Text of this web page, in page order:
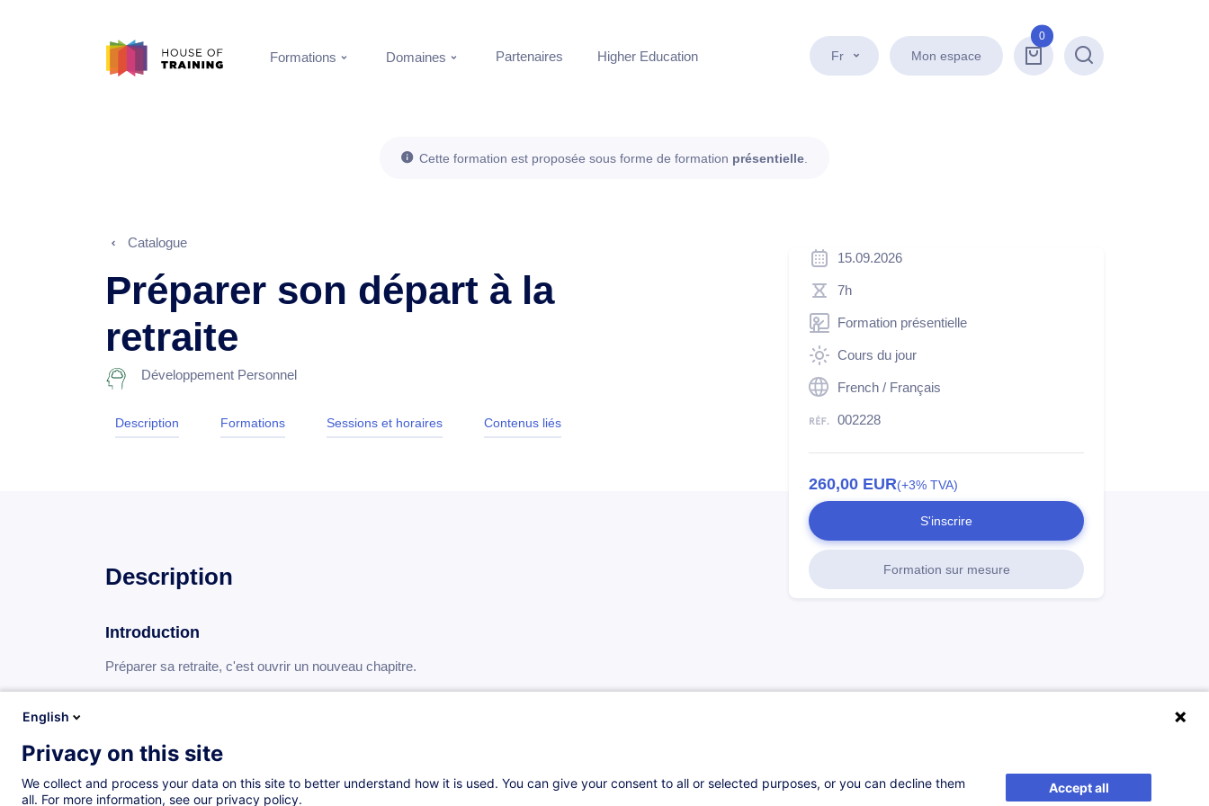
Fr Mon espace
0
Recherche
Formations Domaines Partenaires Higher Education
Cette formation est proposée sous forme de formation présentielle
Catalogue
Préparer son départ à la
retraite
Développement Personnel
Description Formations Sessions et horaires Contenus liés
15.09.2026
7h
Formation présentielle
Cours du jour
French / Français
002228
260,00 EUR(+3% TVA)
S'inscrire
Formation sur mesure
Description
Introduction
Préparer sa retraite, c'est ouvrir un nouveau chapitre.
perspectives autour des relations, du bien-être, de l’équilibre vie-temps, de la santé et des loisirs.
À l’issue de cette formation, vous repartirez avec un projet de vie concret et un plan d’action
personnalisé pour aborder cette transition avec sérénité.
English
Privacy on this site
We collect and process your data on this site to better understand how it is used. You can give your consent to all or selected purposes, or you can decline them
all. For more information, see our privacy policy.
Accept all